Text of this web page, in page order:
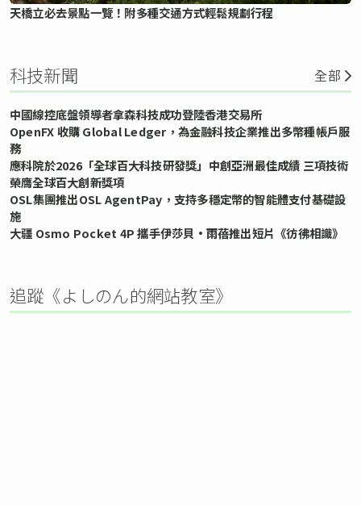
天橋立必去景點一覽！附多種交通方式輕鬆規劃行程
科技新聞 全部
中國線控底盤領導者拿森科技成功登陸香港交易所
OpenFX 收購 Global Ledger，為金融科技企業推出多幣種帳戶服
務
應科院於2026「全球百大科技研發獎」中創亞洲最佳成績 三項技術
榮膺全球百大創新獎項
OSL集團推出OSL AgentPay，支持多穩定幣的智能體支付基礎設
施
大疆 Osmo Pocket 4P 攜手伊莎貝•雨蓓推出短片《彷彿相識》
追蹤《よしのん的網站教室》